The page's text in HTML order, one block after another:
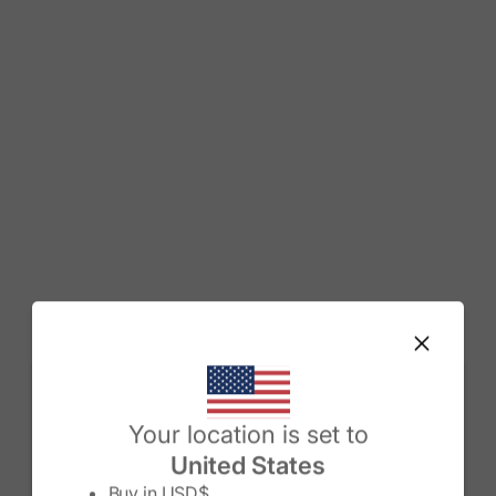
Your location is set to
United States
Change country/region